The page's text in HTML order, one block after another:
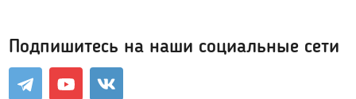
Менструальные чаши, тампоны
Подпишитесь на наши социальные сети